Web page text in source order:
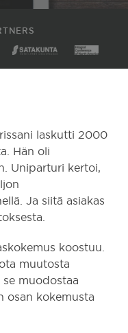
laskutti 2000
Hän oli
Uniparturi kertoi,
Ja siitä asiakas
koostuu.
muutosta
muodostaa
osan kokemusta